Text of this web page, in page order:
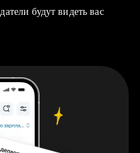
будут видеть вас